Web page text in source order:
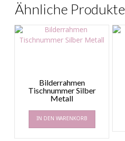
Ähnliche Produkte
Bilderrahmen
Tischnummer Silber
Metall
IN DEN WARENKORB